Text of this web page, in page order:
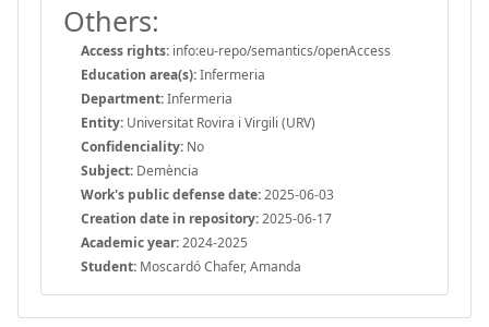
Others:
Access rights: info:eu-repo/semantics/openAccess
Education area(s):Infermeria
Department:Infermeria
Entity: Universitat Rovira i Virgili (URV)
Confidenciality: No
Subject: Demència
Work's public defense date:2025-06-03
Creation date in repository:2025-06-17
Academic year:2024-2025
Student: Moscardó Chafer, Amanda